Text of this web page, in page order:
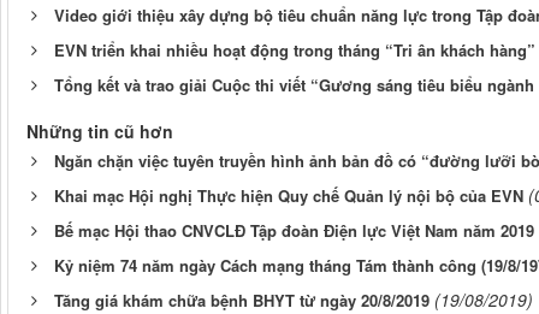
Video giới thiệu xây dựng bộ tiêu chuẩn năng lực trong Tập
EVN triển khai nhiều hoạt động trong tháng “Tri ân khách hàng”
Tổng kết và trao giải Cuộc thi viết “Gương sáng tiêu biểu
Những tin cũ hơn
Ngăn chặn việc tuyên truyền hình ảnh bản đồ có “đường lưỡi
Khai mạc Hội nghị Thực hiện Quy chế Quản lý nội bộ của EVN
Bế mạc Hội thao CNVCLĐ Tập đoàn Điện lực Việt Nam năm 2019
Kỷ niệm 74 năm ngày Cách mạng tháng Tám thành công (19/8/
Tăng giá khám chữa bệnh BHYT từ ngày 20/8/2019 (19/08/2019)